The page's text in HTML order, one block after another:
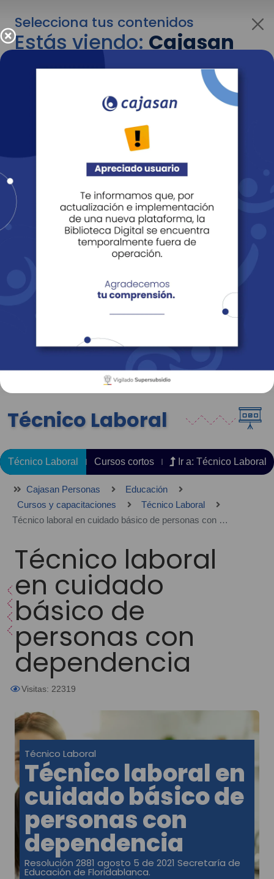
Selecciona tus contenidos
Estás viendo:Cajasan
para personas
Para cambiar al contenido de tu interés más
adelante recuerda utilizar el menú
Entendido
Revista Fácil Vivir
Sedes Directorio Servicios En Línea
Técnico Laboral
Técnico Laboral Cursos cortos Ir a: Técnico Laboral
Cajasan Personas
Educación
Cursos y capacitaciones
Técnico Laboral
Técnico laboral en cuidado básico de personas con dependencia
Técnico laboral
en cuidado
básico de
personas con
dependencia
Visitas: 22319
Técnico Laboral
Técnico laboral en
cuidado básico de
personas con
dependencia
Resolución 2881 agosto 5 de 2021 Secretaría de
Educación de Floridablanca.